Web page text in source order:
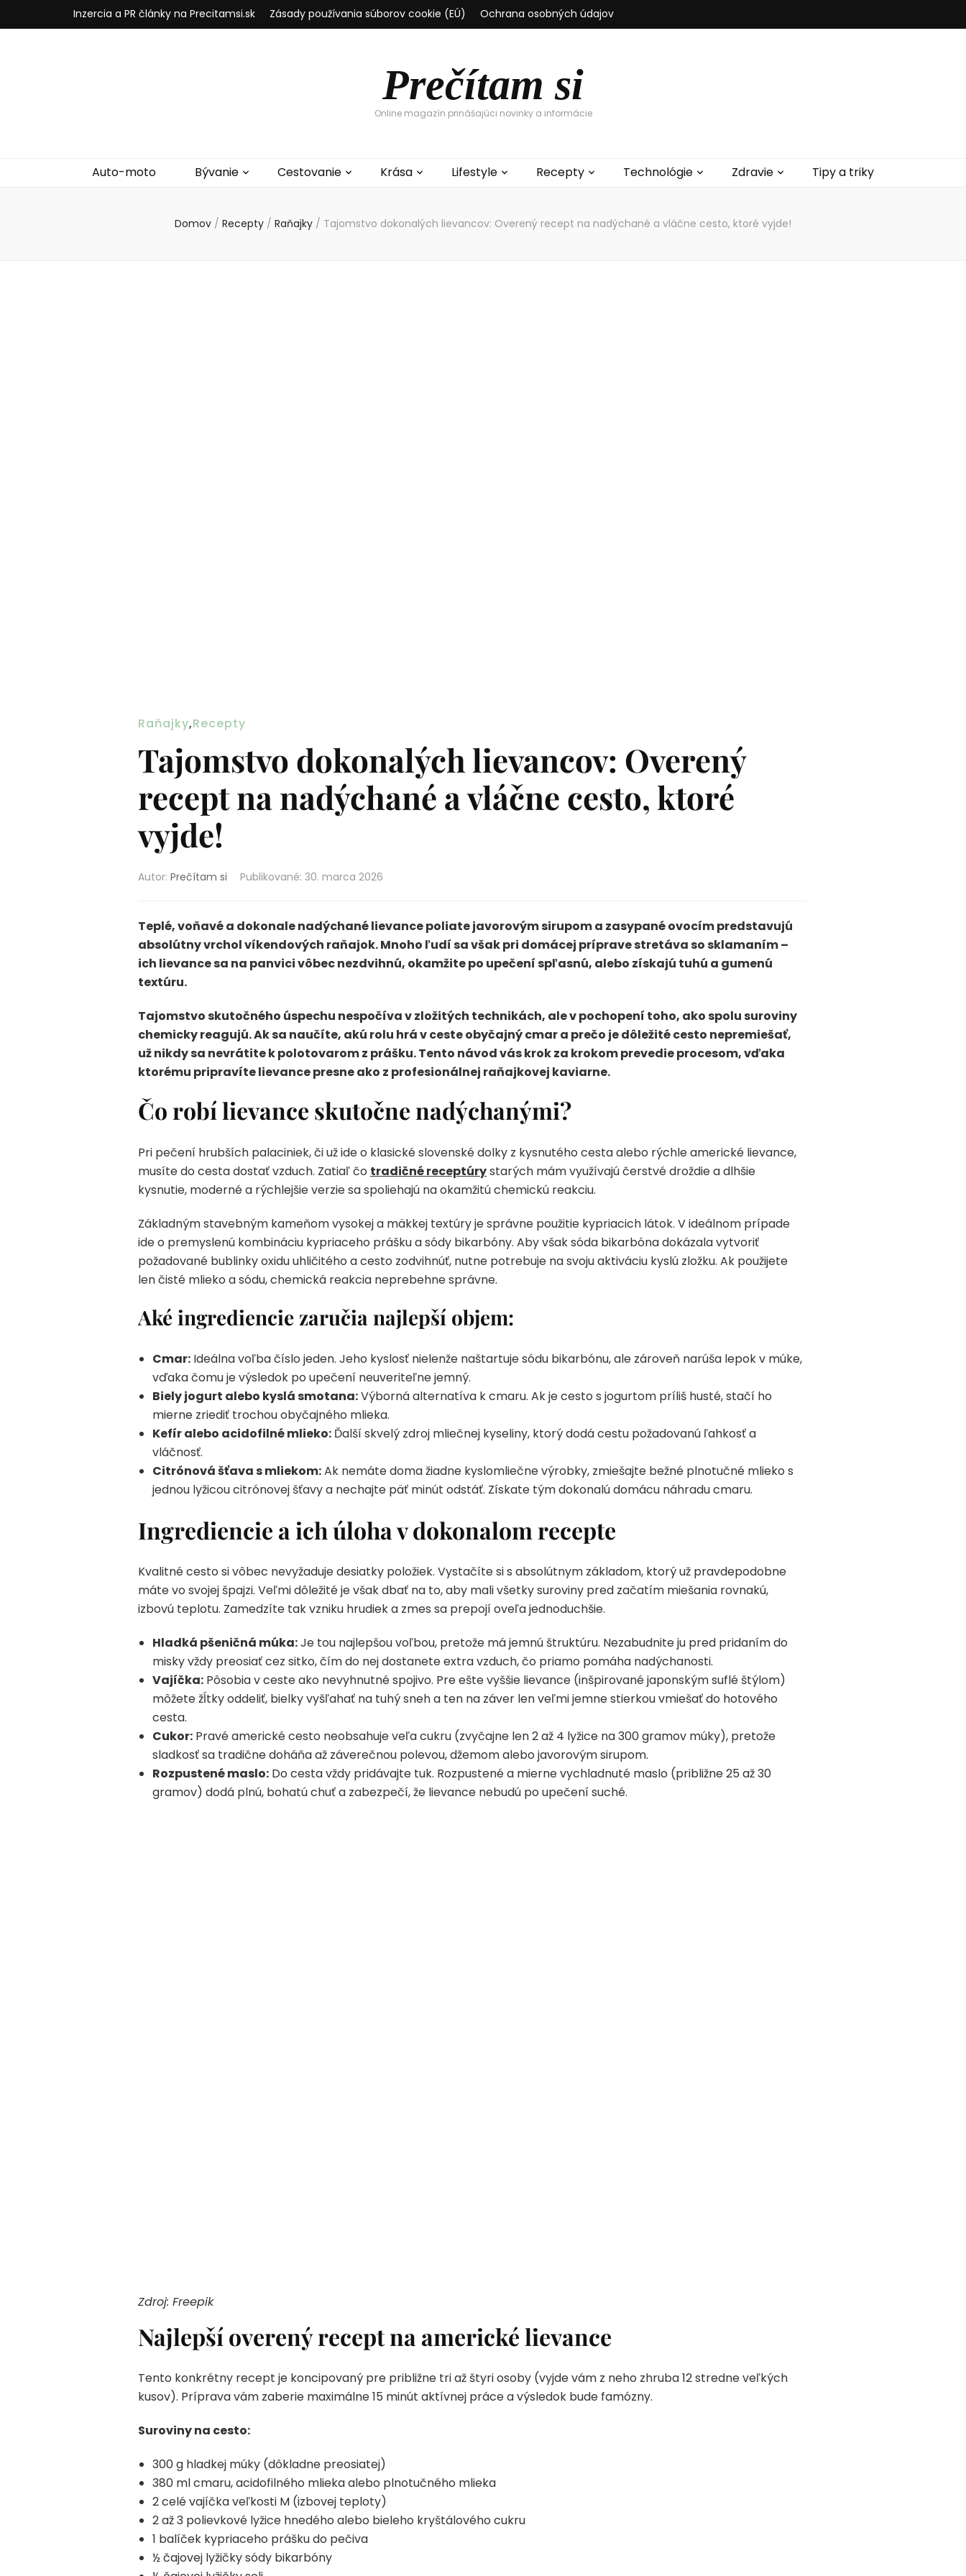
Inzercia a PR články na Precitamsi.sk Zásady používania súborov cookie (EÚ) Ochrana osobných údajov
Prečítam si
Online magazín prinášajúci novinky a informácie
Auto-moto Bývanie Cestovanie Krása Lifestyle Recepty Technológie Zdravie Tipy a triky
Domov / Recepty / Raňajky / Tajomstvo dokonalých lievancov: Overený recept na nadýchané a vláčne cesto, ktoré vyjde!
Raňajky,Recepty
Tajomstvo dokonalých lievancov: Overený
recept na nadýchané a vláčne cesto, ktoré
vyjde!
Autor: Prečítam si Publikované: 30. marca 2026
Teplé, voňavé a dokonale nadýchané lievance poliate javorovým sirupom a zasypané ovocím predstavujú
absolútny vrchol víkendových raňajok. Mnoho ľudí sa však pri domácej príprave stretáva so sklamaním –
ich lievance sa na panvici vôbec nezdvihnú, okamžite po upečení spľasnú, alebo získajú tuhú a gumenú
textúru.
Tajomstvo skutočného úspechu nespočíva v zložitých technikách, ale v pochopení toho, ako spolu suroviny
chemicky reagujú. Ak sa naučíte, akú rolu hrá v ceste obyčajný cmar a prečo je dôležité cesto nepremiešať,
už nikdy sa nevrátite k polotovarom z prášku. Tento návod vás krok za krokom prevedie procesom, vďaka
ktorému pripravíte lievance presne ako z profesionálnej raňajkovej kaviarne.
Čo robí lievance skutočne nadýchanými?
Pri pečení hrubších palaciniek, či už ide o klasické slovenské dolky z kysnutého cesta alebo rýchle americké lievance,
musíte do cesta dostať vzduch. Zatiaľ čo tradičné receptúrystarých mám využívajú čerstvé droždie a dlhšie
kysnutie, moderné a rýchlejšie verzie sa spoliehajú na okamžitú chemickú reakciu.
Základným stavebným kameňom vysokej a mäkkej textúry je správne použitie kypriacich látok. V ideálnom prípade
ide o premyslenú kombináciu kypriaceho prášku a sódy bikarbóny. Aby však sóda bikarbóna dokázala vytvoriť
požadované bublinky oxidu uhličitého a cesto zodvihnúť, nutne potrebuje na svoju aktiváciu kyslú zložku. Ak použijete
len čisté mlieko a sódu, chemická reakcia neprebehne správne.
Aké ingrediencie zaručia najlepší objem:
Cmar: Ideálna voľba číslo jeden. Jeho kyslosť nielenže naštartuje sódu bikarbónu, ale zároveň narúša lepok v múke,
vďaka čomu je výsledok po upečení neuveriteľne jemný.
Biely jogurt alebo kyslá smotana:Výborná alternatíva k cmaru. Ak je cesto s jogurtom príliš husté, stačí ho
mierne zriediť trochou obyčajného mlieka.
Kefír alebo acidofilné mlieko: Ďalší skvelý zdroj mliečnej kyseliny, ktorý dodá cestu požadovanú ľahkosť a
vláčnosť.
Citrónová šťava s mliekom:Ak nemáte doma žiadne kyslomliečne výrobky, zmiešajte bežné plnotučné mlieko s
jednou lyžicou citrónovej šťavy a nechajte päť minút odstáť. Získate tým dokonalú domácu náhradu cmaru.
Ingrediencie a ich úloha v dokonalom recepte
Kvalitné cesto si vôbec nevyžaduje desiatky položiek. Vystačíte si s absolútnym základom, ktorý už pravdepodobne
máte vo svojej špajzi. Veľmi dôležité je však dbať na to, aby mali všetky suroviny pred začatím miešania rovnakú,
izbovú teplotu. Zamedzíte tak vzniku hrudiek a zmes sa prepojí oveľa jednoduchšie.
Hladká pšeničná múka:Je tou najlepšou voľbou, pretože má jemnú štruktúru. Nezabudnite ju pred pridaním do
misky vždy preosiať cez sitko, čím do nej dostanete extra vzduch, čo priamo pomáha nadýchanosti.
Vajíčka: Pôsobia v ceste ako nevyhnutné spojivo. Pre ešte vyššie lievance (inšpirované japonským suflé štýlom)
môžete žĺtky oddeliť, bielky vyšľahať na tuhý sneh a ten na záver len veľmi jemne stierkou vmiešať do hotového
cesta.
Cukor: Pravé americké cesto neobsahuje veľa cukru (zvyčajne len 2 až 4 lyžice na 300 gramov múky), pretože
sladkosť sa tradične doháňa až záverečnou polevou, džemom alebo javorovým sirupom.
Rozpustené maslo: Do cesta vždy pridávajte tuk. Rozpustené a mierne vychladnuté maslo (približne 25 až 30
gramov) dodá plnú, bohatú chuť a zabezpečí, že lievance nebudú po upečení suché.
Zdroj: Freepik
Najlepší overený recept na americké lievance
Tento konkrétny recept je koncipovaný pre približne tri až štyri osoby (vyjde vám z neho zhruba 12 stredne veľkých
kusov). Príprava vám zaberie maximálne 15 minút aktívnej práce a výsledok bude famózny.
Suroviny na cesto:
300 g hladkej múky (dôkladne preosiatej)
380 ml cmaru, acidofilného mlieka alebo plnotučného mlieka
2 celé vajíčka veľkosti M (izbovej teploty)
2 až 3 polievkové lyžice hnedého alebo bieleho kryštálového cukru
1 balíček kypriaceho prášku do pečiva
½ čajovej lyžičky sódy bikarbóny